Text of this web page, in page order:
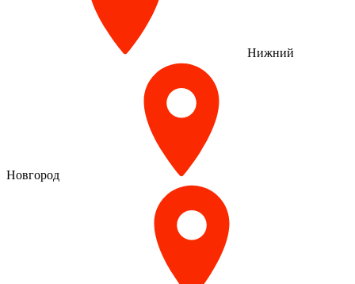
Нижний
Новгород